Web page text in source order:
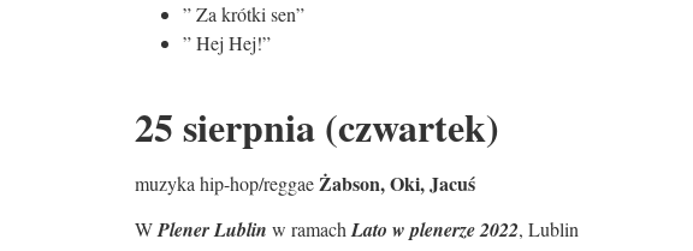
” Za krótki sen”
” Hej Hej!”
25 sierpnia (czwartek)
muzyka hip-hop/reggaeŻabson, Oki, Jacuś
WPlener Lublin w ramach Lato w plenerze 2022, Lublin